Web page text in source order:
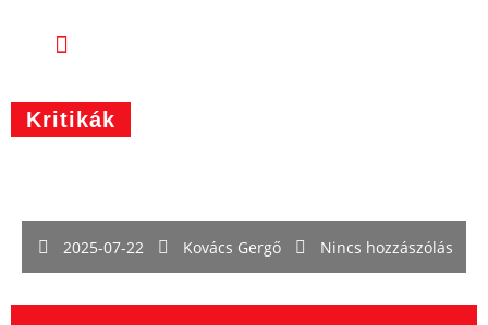
Kritikák
2025-07-22 Kovács Gergő Nincs hozzászólás